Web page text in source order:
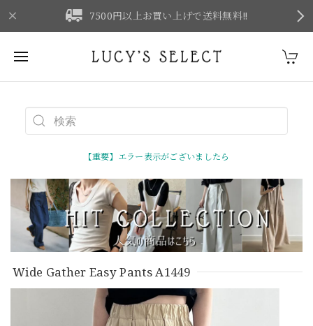
7500円以上お買い上げで送料無料‼
【重要】エラー表示がございましたら
Wide Gather Easy Pants A1449